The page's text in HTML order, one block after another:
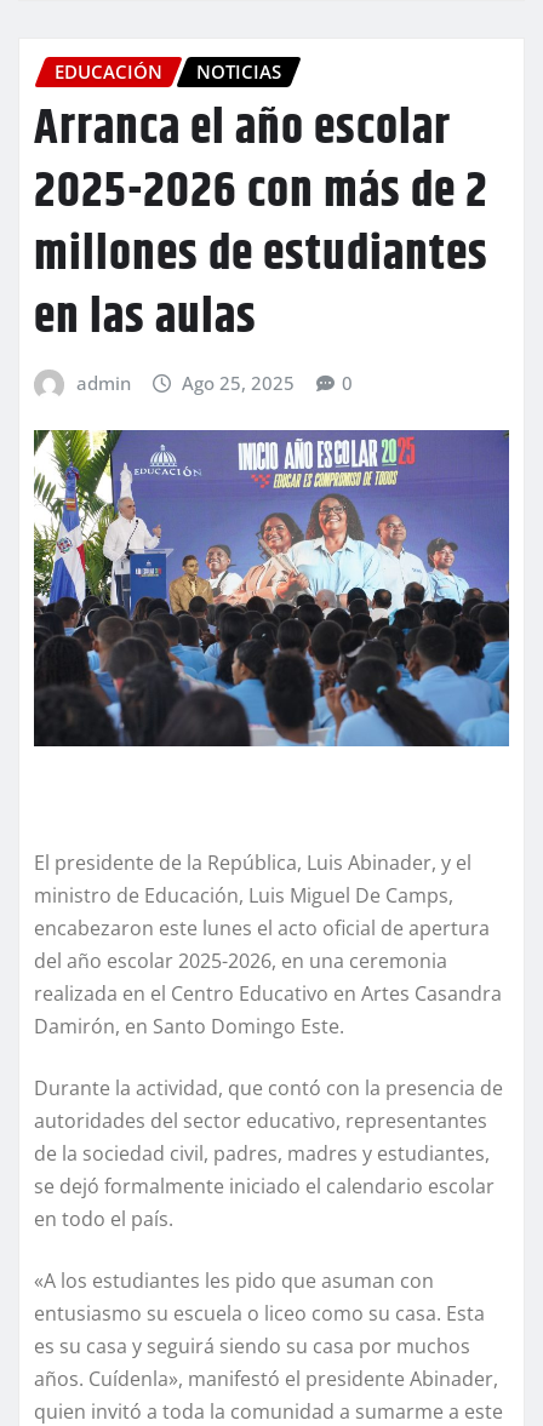
EDUCACIÓN NOTICIAS
Arranca el año escolar
2025-2026 con más de 2
millones de estudiantes
en las aulas
admin Ago 25, 2025 0
El presidente de la República, Luis Abinader, y el
ministro de Educación, Luis Miguel De Camps,
encabezaron este lunes el acto oficial de apertura
del año escolar 2025-2026, en una ceremonia
realizada en el Centro Educativo en Artes Casandra
Damirón, en Santo Domingo Este.
Durante la actividad, que contó con la presencia de
autoridades del sector educativo, representantes
de la sociedad civil, padres, madres y estudiantes,
se dejó formalmente iniciado el calendario escolar
en todo el país.
«A los estudiantes les pido que asuman con
entusiasmo su escuela o liceo como su casa. Esta
es su casa y seguirá siendo su casa por muchos
años. Cuídenla», manifestó el presidente Abinader,
quien invitó a toda la comunidad a sumarme a este